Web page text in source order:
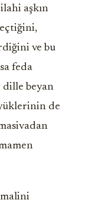
aşkın
ve bu
feda
dille beyan
de